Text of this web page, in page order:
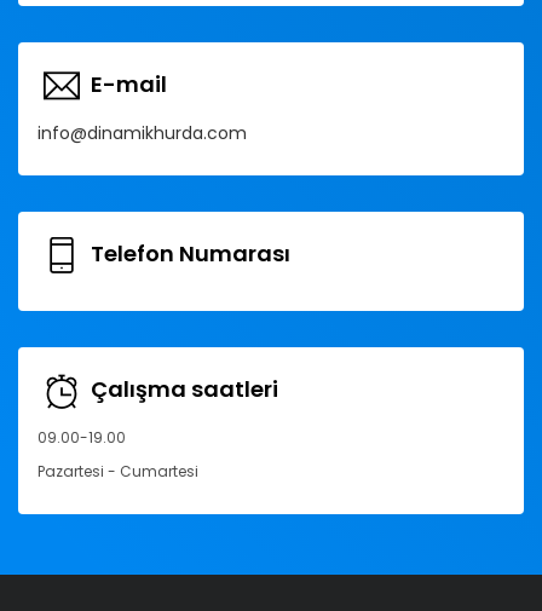
E-mail
info@dinamikhurda.com
Telefon Numarası
Çalışma saatleri
09.00-19.00
Pazartesi - Cumartesi